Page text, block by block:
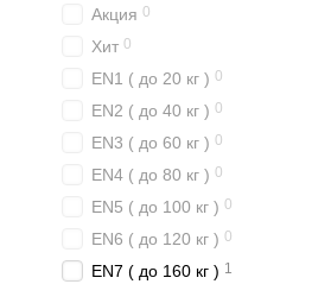
Акция 0
Хит 0
EN1 ( до 20 кг ) 0
EN2 ( до 40 кг ) 0
EN3 ( до 60 кг ) 0
EN4 ( до 80 кг ) 0
EN5 ( до 100 кг ) 0
EN6 ( до 120 кг ) 0
EN7 ( до 160 кг ) 1